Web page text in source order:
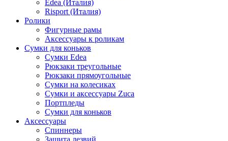
Edea (Италия)
Risport (Италия)
Ролики
Фигурные рамы
Аксессуары к роликам
Сумки для коньков
Сумки Edea
Рюкзаки треугольные
Рюкзаки прямоугольные
Сумки на колесиках
Сумки и аксессуары Zuca
Портпледы
Сумки для коньков
Аксессуары
Спиннеры
Защита лезвий